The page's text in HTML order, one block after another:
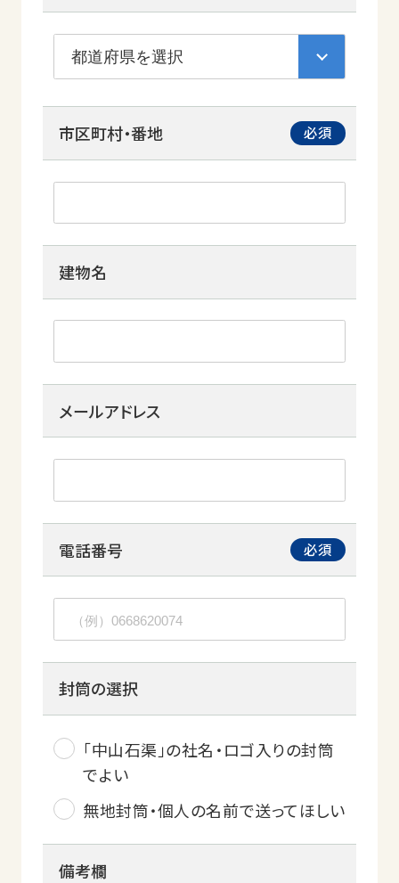
市区町村・番地
建物名
メールアドレス
電話番号
封筒の選択
「中山石渠」の社名・ロゴ入りの封筒
でよい
無地封筒・個人の名前で送ってほしい
備考欄